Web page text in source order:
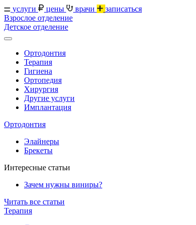
услуги цены врачи
записаться
Взрослое отделение
Детское отделение
Ортодонтия
Терапия
Гигиена
Ортопедия
Хирургия
Другие услуги
Имплантация
Ортодонтия
Элайнеры
Брекеты
Интересные статьи
Зачем нужны виниры?
Читать все статьи
Терапия